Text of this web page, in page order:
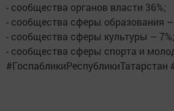
- сообщества органов власти 36%;
- сообщества сферы образования –
- сообщества сферы культуры – 7%;
- сообщества сферы спорта и
#ГоспабликиРеспубликиТатарстан